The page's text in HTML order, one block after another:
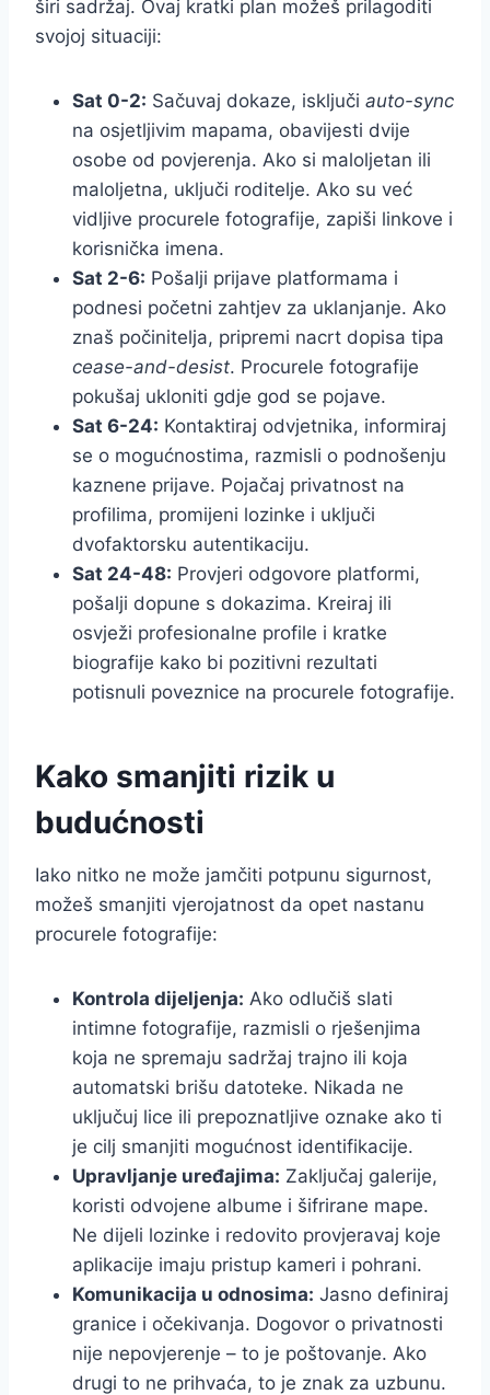
širi sadržaj. Ovaj kratki plan možeš prilagoditi
svojoj situaciji:
Sat 0-2: Sačuvaj dokaze, isključi auto-sync
na osjetljivim mapama, obavijesti dvije
osobe od povjerenja. Ako si maloljetan ili
maloljetna, uključi roditelje. Ako su već
vidljive procurele fotografije, zapiši linkove i
korisnička imena.
Sat 2-6: Pošalji prijave platformama i
podnesi početni zahtjev za uklanjanje. Ako
znaš počinitelja, pripremi nacrt dopisa tipa
cease-and-desist. Procurele fotografije
pokušaj ukloniti gdje god se pojave.
Sat 6-24: Kontaktiraj odvjetnika, informiraj
se o mogućnostima, razmisli o podnošenju
kaznene prijave. Pojačaj privatnost na
profilima, promijeni lozinke i uključi
dvofaktorsku autentikaciju.
Sat 24-48: Provjeri odgovore platformi,
pošalji dopune s dokazima. Kreiraj ili
osvježi profesionalne profile i kratke
biografije kako bi pozitivni rezultati
potisnuli poveznice na procurele fotografije.
Kako smanjiti rizik u
budućnosti
Iako nitko ne može jamčiti potpunu sigurnost,
možeš smanjiti vjerojatnost da opet nastanu
procurele fotografije:
Kontrola dijeljenja: Ako odlučiš slati
intimne fotografije, razmisli o rješenjima
koja ne spremaju sadržaj trajno ili koja
automatski brišu datoteke. Nikada ne
uključuj lice ili prepoznatljive oznake ako ti
je cilj smanjiti mogućnost identifikacije.
Upravljanje uređajima: Zaključaj galerije,
koristi odvojene albume i šifrirane mape.
Ne dijeli lozinke i redovito provjeravaj koje
aplikacije imaju pristup kameri i pohrani.
Komunikacija u odnosima: Jasno definiraj
granice i očekivanja. Dogovor o privatnosti
nije nepovjerenje – to je poštovanje. Ako
drugi to ne prihvaća, to je znak za uzbunu.